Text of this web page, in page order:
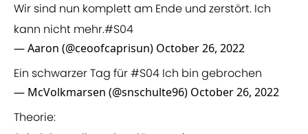
Wir sind nun komplett am Ende und zerstört. Ich
kann nicht mehr.#S04
— Aaron (@ceoofcaprisun) October 26, 2022
Ein schwarzer Tag für#S04 Ich bin gebrochen
— McVolkmarsen (@snschulte96) October 26, 2022
Theorie: